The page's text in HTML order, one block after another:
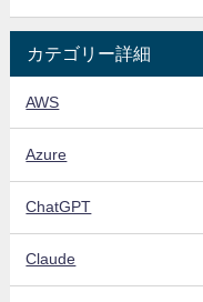
カテゴリー詳細
AWS
Azure
ChatGPT
Claude